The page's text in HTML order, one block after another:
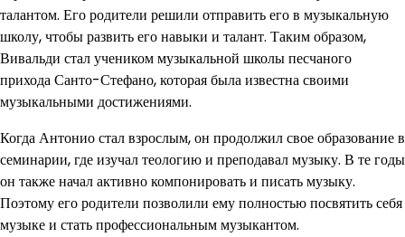
талантом. Его родители решили отправить его в музыкальную
школу, чтобы развить его навыки и талант. Таким образом,
Вивальди стал учеником музыкальной школы песчаного
прихода Санто-Стефано, которая была известна своими
музыкальными достижениями.
Когда Антонио стал взрослым, он продолжил свое образование в
семинарии, где изучал теологию и преподавал музыку. В те годы
он также начал активно компонировать и писать музыку.
Поэтому его родители позволили ему полностью посвятить себя
музыке и стать профессиональным музыкантом.